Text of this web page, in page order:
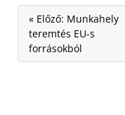
« Előző: Munkahely
teremtés EU-s
forrásokból